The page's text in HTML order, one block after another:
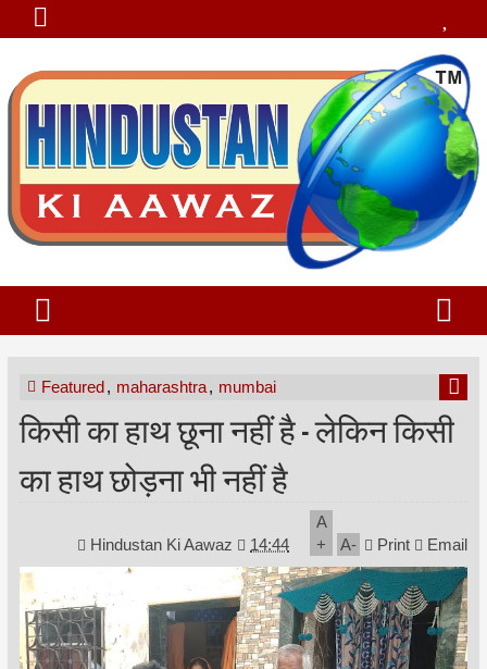
Featured, maharashtra, mumbai
किसी का हाथ छूना नहीं है - लेकिन किसी
का हाथ छोड़ना भी नहीं है
Hindustan Ki Aawaz 14:44
A
+
A- Print Email